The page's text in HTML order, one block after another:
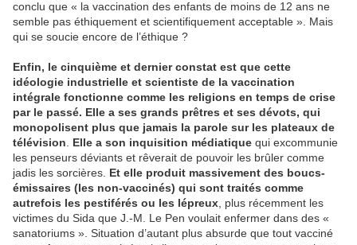
conclu que « la vaccination des enfants de moins de 12 ans ne
semble pas éthiquement et scientifiquement acceptable ». Mais
qui se soucie encore de l’éthique ?
Enfin, le cinquième et dernier constat est que cette
idéologie industrielle et scientiste de la vaccination
intégrale fonctionne comme les religions en temps de crise
par le passé. Elle a ses grands prêtres et ses dévots, qui
monopolisent plus que jamais la parole sur les plateaux de
télévision
Elle a son inquisition médiatique qui excommunie
les penseurs déviants et rêverait de pouvoir les brûler comme
jadis les sorcières. Et elle produit massivement des boucs-
émissaires (les non-vaccinés) qui sont traités comme
autrefois les pestiférés ou les lépreux , plus récemment les
victimes du Sida que J.-M. Le Pen voulait enfermer dans des «
sanatoriums ». Situation d’autant plus absurde que tout vacciné